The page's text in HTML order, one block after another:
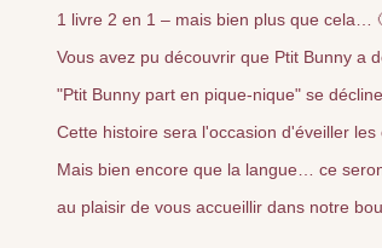
1 livre 2 en 1 – mais bien plus que cela…
Vous avez pu découvrir que Ptit Bunny a
"Ptit Bunny part en pique-nique" se
Cette histoire sera l'occasion d'éveiller
Mais bien encore que la langue… ce
au plaisir de vous accueillir dans notre